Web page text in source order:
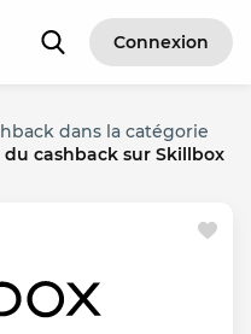
Connexion
dans la catégorie
cashback sur Skillbox